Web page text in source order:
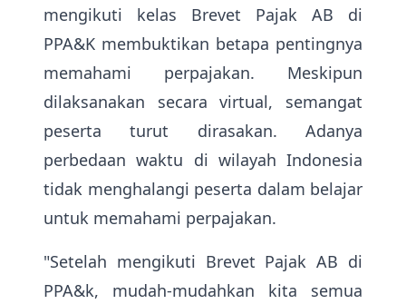
mengikuti kelas Brevet Pajak AB di
PPA&K membuktikan betapa pentingnya
memahami perpajakan. Meskipun
dilaksanakan secara virtual, semangat
peserta turut dirasakan. Adanya
perbedaan waktu di wilayah Indonesia
tidak menghalangi peserta dalam belajar
untuk memahami perpajakan.
"Setelah mengikuti Brevet Pajak AB di
PPA&k, mudah-mudahkan kita semua